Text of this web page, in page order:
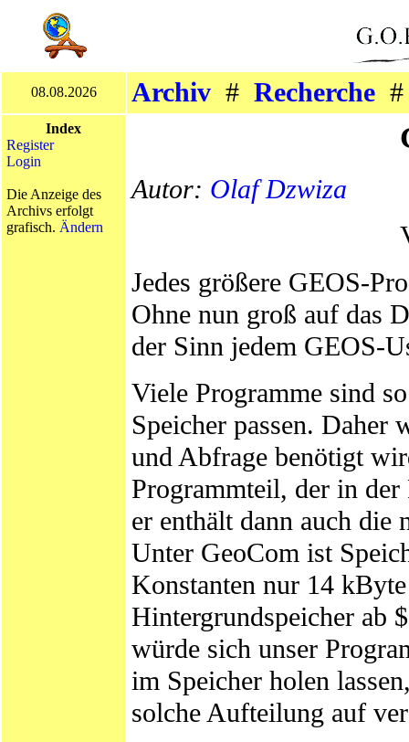
08.08.2026 Archiv # Recherche
Index
Register
Login
Die Anzeige des
Archivs erfolgt
grafisch. Ändern
Autor: Olaf Dzwiza
Jedes größere GEOS-
Ohne nun groß auf das
der Sinn jedem GEOS-
Viele Programme sind
Speicher passen.
und Abfrage benötigt
Programmteil, der in
er enthält dann auch die
Unter GeoCom ist
Konstanten nur 14
Hintergrundspeicher ab
würde sich unser
im Speicher holen
solche Aufteilung auf